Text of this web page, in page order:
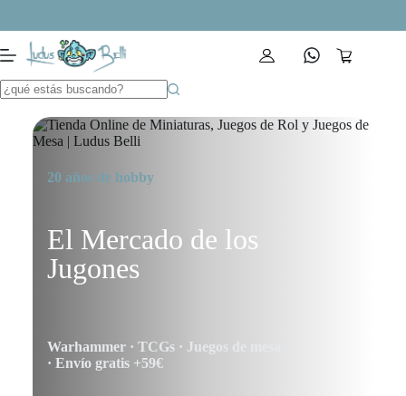
contenido
Carro
20 años de hobby
El Mercado de los
Jugones
Warhammer · TCGs · Juegos de mesa
· Envío gratis +59€